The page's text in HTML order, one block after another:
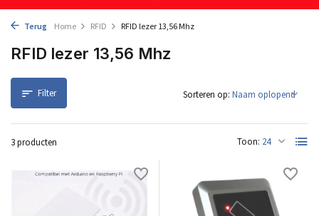
Terug Home RFID RFID lezer 13,56 Mhz
RFID lezer 13,56 Mhz
Filter
3 producten Toon:
Sorteren op: